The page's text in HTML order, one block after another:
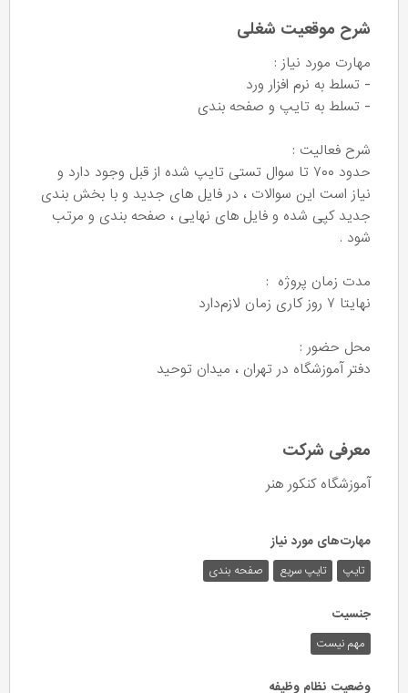
شرح موقعیت شغلی
مهارت مورد نیاز :
- تسلط به نرم افزار ورد
- تسلط به تایپ و صفحه بندی
شرح فعالیت :
حدود ۷۰۰ تا سوال تستی تایپ شده از قبل وجود دارد و
نیاز است این سوالات ، در فایل های جدید و با بخش بندی
جدید کپی شده و فایل های نهایی ، صفحه بندی و مرتب
شود .
مدت زمان پروژه :
نهایتا ۷ روز کاری زمان لازم‌دارد
محل حضور :
دفتر آموزشگاه در تهران ، میدان توحید
معرفی شرکت
آموزشگاه کنکور هنر
مهارت‌های مورد نیاز
تایپ تایپ سریع صفحه بندی
جنسیت
مهم نیست
وضعیت نظام وظیفه